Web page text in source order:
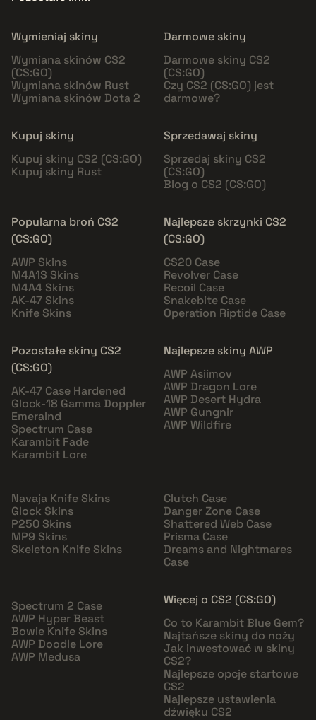
Wymieniaj skiny
Wymiana skinów CS2
(CS:GO)
Wymiana skinów Rust
Wymiana skinów Dota 2
Darmowe skiny
Darmowe skiny CS2
(CS:GO)
Czy CS2 (CS:GO) jest
darmowe?
Kupuj skiny
Kupuj skiny CS2 (CS:GO)
Kupuj skiny Rust
Sprzedawaj skiny
Sprzedaj skiny CS2
(CS:GO)
Blog o CS2 (CS:GO)
Popularna broń CS2
(CS:GO)
AWP Skins
M4A1S Skins
M4A4 Skins
AK-47 Skins
Knife Skins
Najlepsze skrzynki CS2
(CS:GO)
CS20 Case
Revolver Case
Recoil Case
Snakebite Case
Operation Riptide Case
Pozostałe skiny CS2
(CS:GO)
AK-47 Case Hardened
Glock-18 Gamma Doppler
Emeralnd
Spectrum Case
Karambit Fade
Karambit Lore
Najlepsze skiny AWP
AWP Asiimov
AWP Dragon Lore
AWP Desert Hydra
AWP Gungnir
AWP Wildfire
Navaja Knife Skins
Glock Skins
P250 Skins
MP9 Skins
Skeleton Knife Skins
Clutch Case
Danger Zone Case
Shattered Web Case
Prisma Case
Dreams and Nightmares
Case
Spectrum 2 Case
AWP Hyper Beast
Bowie Knife Skins
AWP Doodle Lore
AWP Medusa
Więcej o CS2 (CS:GO)
Co to Karambit Blue Gem?
Najtańsze skiny do noży
Jak inwestować w skiny
CS2?
Najlepsze opcje startowe
CS2
Najlepsze ustawienia
dźwięku CS2